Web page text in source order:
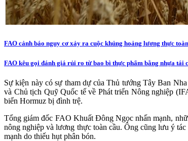
FAO cảnh báo nguy cơ xảy ra cuộc khủng hoảng lương thực
FAO kêu gọi đánh giá rủi ro từ bao bì thực phẩm bằng nhựa tái
Sự kiện này có sự tham dự của Thủ tướng Tây Ban
và Chủ tịch Quỹ Quốc tế về Phát triển Nông nghiệp
biển Hormuz bị đình trệ.
Tổng giám đốc FAO Khuất Đông Ngọc nhấn mạnh,
nông nghiệp và lương thực toàn cầu. Ông cũng lưu ý
mạnh do thiếu hụt phân bón.